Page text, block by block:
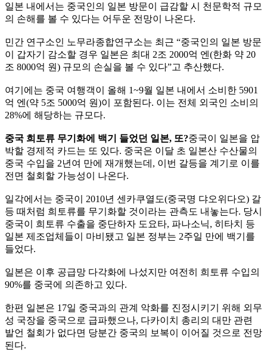
일본 내에서는 중국인의 일본 방문이 급감할 시 천문학적 규모
의 손해를 볼 수 있다는 어두운 전망이 나온다.
민간 연구소인 노무라종합연구소는 최근 “중국인의 일본 방문
이 갑자기 감소할 경우 일본은 최대 2조 2000억 엔(한화 약 20
조 8000억 원) 규모의 손실을 볼 수 있다”고 추산했다.
여기에는 중국 여행객이 올해 1~9월 일본 내에서 소비한 5901
억 엔(약 5조 5000억 원)이 포함된다. 이는 전체 외국인 소비의
28%에 해당하는 규모다.
중국 희토류 무기화에 백기 들었던 일본, 또?중국이 일본을 압
박할 경제적 카드는 또 있다. 중국은 이달 초 일본산 수산물의
중국 수입을 2년여 만에 재개했는데, 이번 갈등을 계기로 이를
전면 철회할 가능성이 나온다.
일각에서는 중국이 2010년 센카쿠열도(중국명 댜오위다오) 갈
등 때처럼 희토류를 무기화할 것이라는 관측도 내놓는다. 당시
중국이 희토류 수출을 중단하자 도요타, 파나소닉, 히타치 등
일본 제조업체들이 마비됐고 일본 정부는 2주일 만에 백기를
들었다.
일본은 이후 공급망 다각화에 나섰지만 여전히 희토류 수입의
90%를 중국에 의존하고 있다.
한편 일본은 17일 중국과의 관계 악화를 진정시키기 위해 외무
성 국장을 중국으로 급파했으나, 다카이치 총리의 대만 관련
발언 철회가 없다면 당분간 중국의 보복이 이어질 것으로 전망
된다.